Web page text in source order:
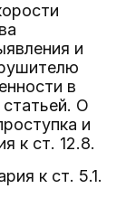
и
в
О
и
к ст. 12.8.
к ст. 5.1.